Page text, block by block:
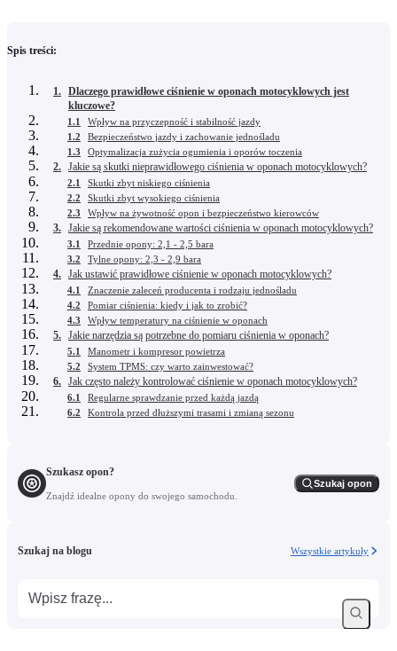
Spis treści:
1. Dlaczego prawidłowe ciśnienie w oponach motocyklowych jest
kluczowe?
1.1
Wpływ na przyczepność i stabilność jazdy
1.2
Bezpieczeństwo jazdy i zachowanie jednośladu
1.3
Optymalizacja zużycia ogumienia i oporów toczenia
2. Jakie są skutki nieprawidłowego ciśnienia w oponach motocyklowych?
2.1
Skutki zbyt niskiego ciśnienia
2.2
Skutki zbyt wysokiego ciśnienia
2.3
Wpływ na żywotność opon i bezpieczeństwo kierowców
3. Jakie są rekomendowane wartości ciśnienia w oponach motocyklowych?
3.1
Przednie opony: 2,1 - 2,5 bara
3.2
Tylne opony: 2,3 - 2,9 bara
4. Jak ustawić prawidłowe ciśnienie w oponach motocyklowych?
4.1
Znaczenie zaleceń producenta i rodzaju jednośladu
4.2
Pomiar ciśnienia: kiedy i jak to zrobić?
4.3
Wpływ temperatury na ciśnienie w oponach
5. Jakie narzędzia są potrzebne do pomiaru ciśnienia w oponach?
5.1
Manometr i kompresor powietrza
5.2
System TPMS: czy warto zainwestować?
6. Jak często należy kontrolować ciśnienie w oponach motocyklowych?
6.1
Regularne sprawdzanie przed każdą jazdą
6.2
Kontrola przed dłuższymi trasami i zmianą sezonu
Szukasz opon?
Znajdź idealne opony do swojego samochodu.
Szukaj opon
Szukaj na blogu Wszystkie artykuły